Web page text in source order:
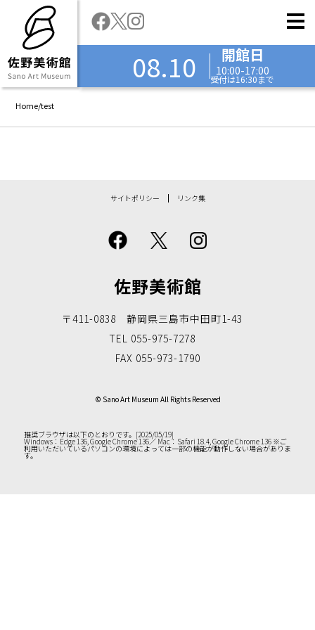
08.10 開館日
10:00-17:00
受付は16:30まで
Home/test
サイトポリシー リンク集
佐野美術館
〒411-0838 静岡県三島市中田町1-43
TEL 055-975-7278
FAX 055-973-1790
© Sano Art Museum All Rights Reserved
推奨ブラウザは以下のとおりです。[2025/05/19]
Windows：Edge 136, Google Chrome 136／ Mac：Safari 18.4, Google Chrome 136 ※ご
利用いただいているパソコンの環境によっては一部の機能が動作しない場合がありま
す。